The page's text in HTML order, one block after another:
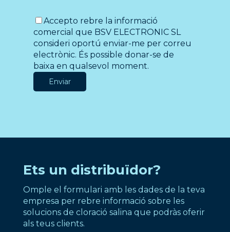
Accepto rebre la informació
comercial que BSV ELECTRONIC SL
consideri oportú enviar-me per correu
electrònic. És possible donar-se de
baixa en qualsevol moment.
Ets un distribuïdor?
Omple el formulari amb les dades de la teva
empresa per rebre informació sobre les
solucions de cloració salina que podràs oferir
als teus clients.